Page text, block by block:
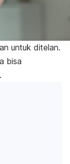
untuk ditelan.
bisa